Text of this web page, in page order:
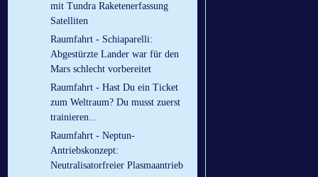
mit Tundra Raketenerfassung
Satelliten
Raumfahrt - Schiaparelli:
Abgestürzte Lander war für den
Mars schlecht vorbereitet
Raumfahrt - Hast Du ein Ticket
zum Weltraum? Du musst zuerst
trainieren...
Raumfahrt - Neptun-
Antriebskonzept:
Neutralisatorfreier Plasmaantrieb